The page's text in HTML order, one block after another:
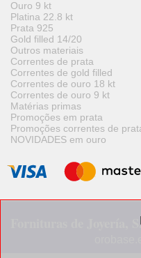
Ouro 9 kt
Platina 22.8 kt
Prata 925
Gold filled 14/20
Outros materiais
Correntes de prata
Correntes de gold filled
Correntes de ouro 18 kt
Correntes de ouro 9 kt
Matérias primas
Promoções em prata
Promoções correntes de
NOVIDADES em ouro
Fornituras de Joyería,